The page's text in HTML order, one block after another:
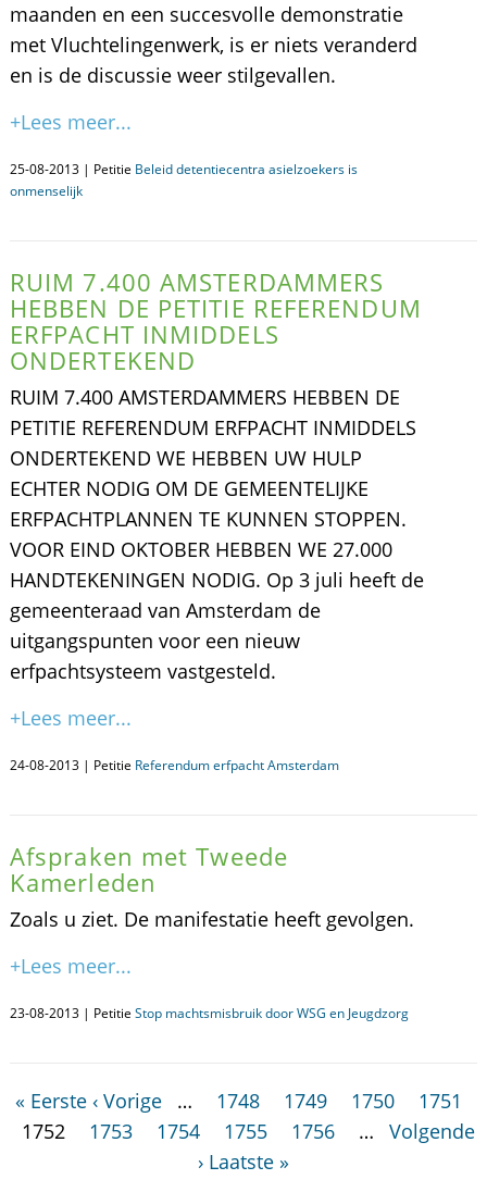
maanden en een succesvolle demonstratie
met Vluchtelingenwerk, is er niets veranderd
en is de discussie weer stilgevallen.
+Lees meer...
25-08-2013 | Petitie Beleid detentiecentra asielzoekers is
onmenselijk
RUIM 7.400 AMSTERDAMMERS
HEBBEN DE PETITIE REFERENDUM
ERFPACHT INMIDDELS
ONDERTEKEND
RUIM 7.400 AMSTERDAMMERS HEBBEN DE
PETITIE REFERENDUM ERFPACHT INMIDDELS
ONDERTEKEND WE HEBBEN UW HULP
ECHTER NODIG OM DE GEMEENTELIJKE
ERFPACHTPLANNEN TE KUNNEN STOPPEN.
VOOR EIND OKTOBER HEBBEN WE 27.000
HANDTEKENINGEN NODIG. Op 3 juli heeft de
gemeenteraad van Amsterdam de
uitgangspunten voor een nieuw
erfpachtsysteem vastgesteld.
+Lees meer...
24-08-2013 | Petitie Referendum erfpacht Amsterdam
Afspraken met Tweede
Kamerleden
Zoals u ziet. De manifestatie heeft gevolgen.
+Lees meer...
23-08-2013 | Petitie Stop machtsmisbruik door WSG en Jeugdzorg
« Eerste ‹ Vorige … 1748 1749 1750
1751
1752
1753 1754 1755 1756 …
Volgende
› Laatste »